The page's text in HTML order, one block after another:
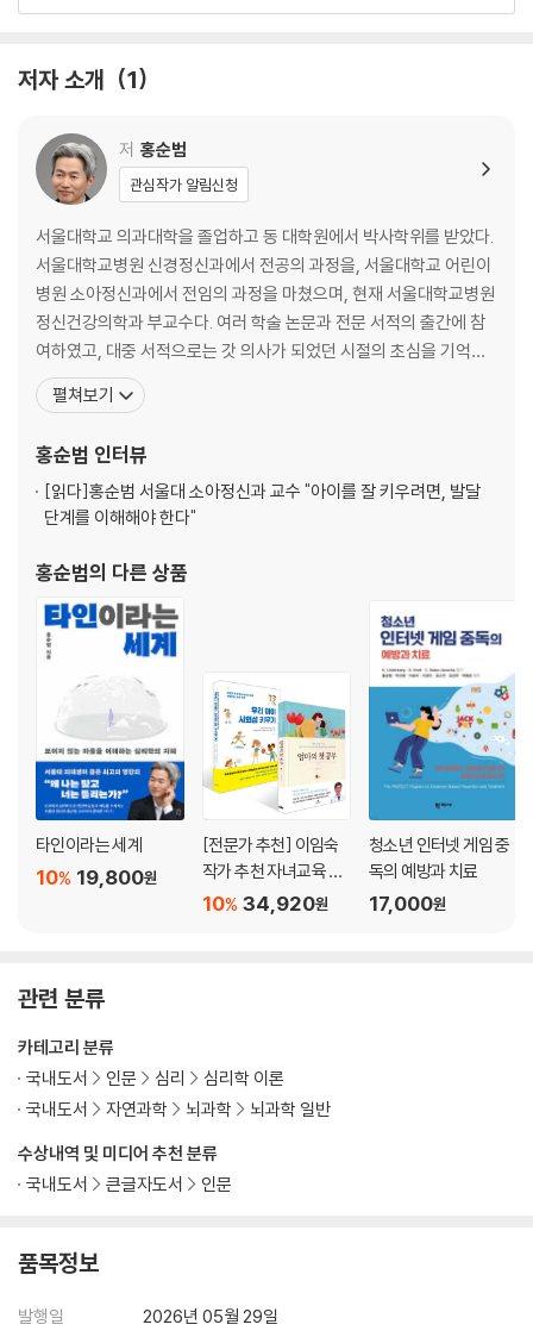
불완전한 언어가 만드는 착각
진실을 위한 뇌는 없다
감정은 느끼는 것이 아니라 해석되는 것이다
집단이라는 프레임 깨뜨리기
원인과 결과의 숨바꼭질
왜 나는 맞고 너는 틀리는가
3장 우리의 마음: 인간 마음의 기원과 작동법
마음은 어디에서 오는가
휴식하는 뇌
마음을 돌보는 현실적인 방법
마음을 다루는 뇌과학의 기술 Ⅰ─몽상과 명상
마음을 다루는 뇌과학의 기술 Ⅱ─생각의 선택권
4장 마음 너머로: 마음이 남긴 여섯 개의 단상
공감의 두 얼굴
자유의지에 관하여
가장 성숙한 공감이란
협력, 복수, 용서의 딜레마
신의 마음
세상을 ‘나’로 가득 채우기
저자 소개 1
저 홍순범
관심작가 알림신청
서울대학교 의과대학을 졸업하고 동 대학원에서 박사학위를 받았다.
서울대학교병원 신경정신과에서 전공의 과정을, 서울대학교 어린이
병원 소아정신과에서 전임의 과정을 마쳤으며, 현재 서울대학교병원
정신건강의학과 부교수다. 여러 학술 논문과 전문 서적의 출간에 참
여하였고, 대중 서적으로는 갓 의사가 되었던 시절의 초심을 기억하
고자 쓴 『인턴 일기』가 있다. ‘생명’을 수호하고 ‘고통’을 줄이는 일을
하고 싶어 의과대학에 지망했다. 생명에 직결되는 수술을 하는 흉부
끝에, 결국 ‘정신’을 수호하고 ‘고통’을 줄이는 정신과 의
펼쳐보기
홍순범 인터뷰
[읽다]홍순범 서울대 소아정신과 교수 "아이를 잘 키우려면, 발달
단계를 이해해야 한다"
홍순범의 다른 상품
타인이라는 세계
19,800원
10%
[전문가 추천] 이임숙
작가 추천 자녀교육 세
트
34,920원
10%
청소년 인터넷 게임 중
독의 예방과 치료
17,000원
관련 분류
수상내역 및 미디어 추천 분류
국내도서
큰글자도서 인문
카테고리 분류
국내도서
인문 심리
심리학 이론
국내도서
자연과학 뇌과학 뇌과학 일반
품목정보
발행일
2026년 05월 29일